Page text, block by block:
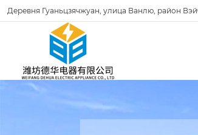
Деревня Гуаньцзячжуан, улица Ванлю, район